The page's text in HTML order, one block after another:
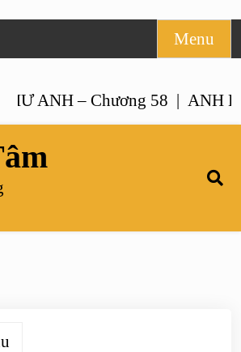
Menu
ANH – Chương 58 | ANH